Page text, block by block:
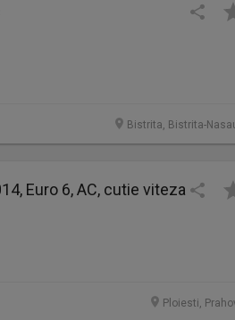
Bistrita, Bistrita-
Euro 6, AC, cutie viteza
Ploiesti,